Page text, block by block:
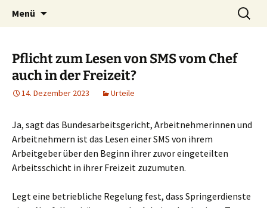
Menü
Suchen
nach:
Pflicht zum Lesen von SMS vom Chef
auch in der Freizeit?
14. Dezember 2023 Urteile
Ja, sagt das Bundesarbeitsgericht, Arbeitnehmerinnen und
Arbeitnehmern ist das Lesen einer SMS von ihrem
Arbeitgeber über den Beginn ihrer zuvor eingeteilten
Arbeitsschicht in ihrer Freizeit zuzumuten.
Legt eine betriebliche Regelung fest, dass Springerdienste